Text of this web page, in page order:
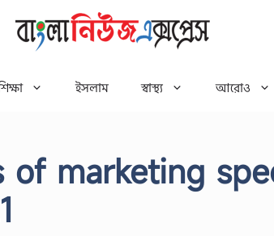
ইসলাম স্বাস্থ্য আরোও
of marketing